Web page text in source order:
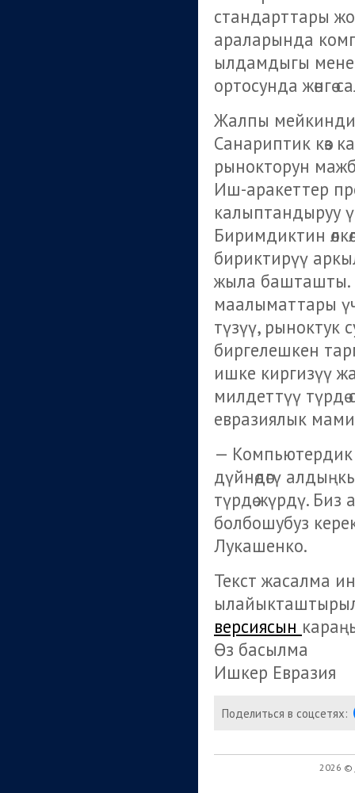
стандарттары
араларында
ылдамдыгы
ортосунда жөнгө
Жалпы
Санариптик көз
рынокторун
Иш-аракеттер
калыптандыруу
Биримдиктин
бириктирүү
жыла башташты.
маалыматтары
түзүү, рыноктук
биргелешкен
ишке киргизүү
милдеттүү
евразиялык
— Компьютердик
дүйнөдөгү
түрдө жүрдү.
болбошубуз
Лукашенко.
Текст жасалма
версиясын
Өз басылма
Ишкер Евразия
Поделиться в соцсетях:
2026 ©